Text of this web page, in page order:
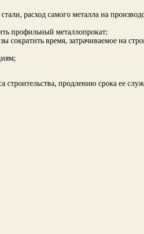
расход самого металла на
профильный металлопрокат;
время, затрачиваемое на
продлению срока ее